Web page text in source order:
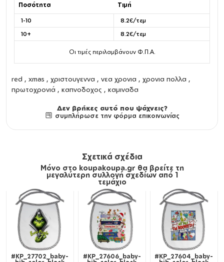
Ποσότητα Τιμή
1-10
8.2€/τεμ
10+
8.2€/τεμ
Οι τιμές περιλαμβάνουν Φ.Π.Α.
red , xmas , χριστουγεννα , νεα χρονια , χρονια πολλα ,
πρωτοχρονιά , καπνοδοχος , καμιναδα
Δεν βρήκες αυτό που ψάχνεις?
συμπλήρωσε την φόρμα επικοινωνίας
Σχετικά σχέδια
Μόνο στο koupakoupa.gr θα βρείτε τη
μεγαλύτερη συλλογή σχεδίων από 1
τεμάχιο
#KP_27702_baby-
#KP_27606_baby-
#KP_27604_baby-